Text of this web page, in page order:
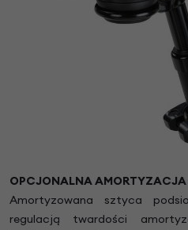
OPCJONALNA AMORTYZACJA
Amortyzowana sztyca
regulacją twardości